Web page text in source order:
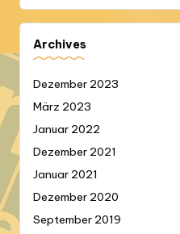
Archives
Dezember 2023
März 2023
Januar 2022
Dezember 2021
Januar 2021
Dezember 2020
September 2019